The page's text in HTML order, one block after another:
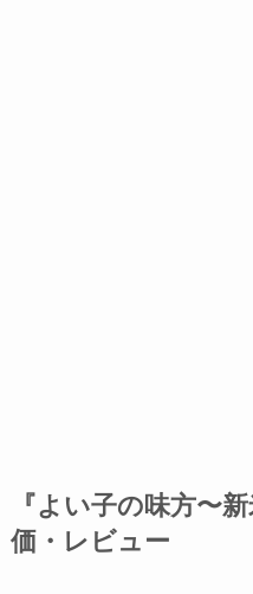
『よい子の味方〜
価・レビュー